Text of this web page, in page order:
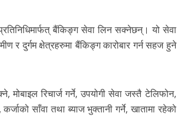
बैंकिङ्ग सेवा लिन सक्नेछन्। यो सेवा
र दुर्गम क्षेत्रहरुमा बैंकिङ्ग कारोबार गर्न सहज हुने
मोबाइल रिचार्ज गर्ने, उपयोगी सेवा जस्तै टेलिफोन,
साँवा तथा ब्याज भुक्तानी गर्ने, खातामा रहेको